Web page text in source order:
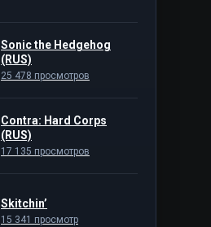
Sonic the Hedgehog
(RUS)
25 478 просмотров
Contra: Hard Corps
(RUS)
17 135 просмотров
Skitchin’
15 341 просмотр